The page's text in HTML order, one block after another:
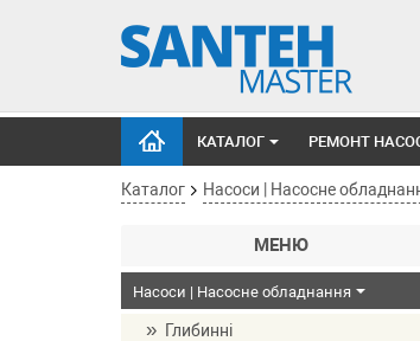
КАТАЛОГ РЕМОНТ
Каталог Насоси | Насосне
МЕНЮ
Насоси | Насосне обладнання
Глибинні